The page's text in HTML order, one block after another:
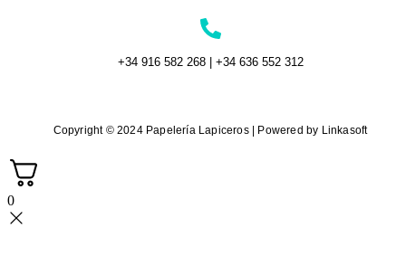
+34 916 582 268 | +34 636 552 312
Copyright © 2024 Papelería Lapiceros | Powered by Linkasoft
0